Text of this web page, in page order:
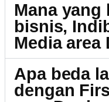
Mana
bisnis,
Media area
Apa beda
dengan